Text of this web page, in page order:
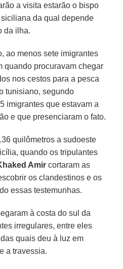
a visita estarão o bispo
da qual depende
da ilha.
ao menos sete imigrantes
quando procuravam chegar
nos cestos para a pesca
tunisiano, segundo
imigrantes que estavam a
e que presenciaram o fato.
quilômetros a sudoeste
quando os tripulantes
Amir cortaram as
os clandestinos e os
essas testemunhas.
à costa do sul da
irregulares, entre eles
quais deu à luz em
a travessia.